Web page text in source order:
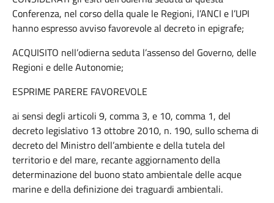
Conferenza, nel corso della quale le Regioni, l’ANCI e l’UPI
hanno espresso avviso favorevole al decreto in epigrafe;
ACQUISITO nell’odierna seduta l’assenso del Governo, delle
Regioni e delle Autonomie;
ESPRIME PARERE FAVOREVOLE
ai sensi degli articoli 9, comma 3, e 10, comma 1, del
decreto legislativo 13 ottobre 2010, n. 190, sullo schema di
decreto del Ministro dell’ambiente e della tutela del
territorio e del mare, recante aggiornamento della
determinazione del buono stato ambientale delle acque
marine e della definizione dei traguardi ambientali.